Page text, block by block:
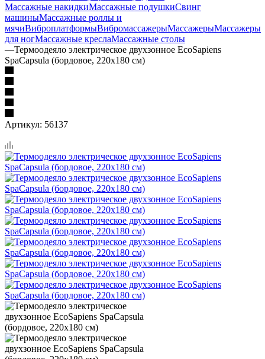
Массажные накидкиМассажные подушкиСвинг
машиныМассажные роллы и
мячиВиброплатформыВибромассажерыМассажерыМассажеры
для ногМассажные креслаМассажные столы
—Термоодеяло электрическое двухзонное EcoSapiens
SpaCapsula (бордовое, 220х180 см)
Артикул: 56137